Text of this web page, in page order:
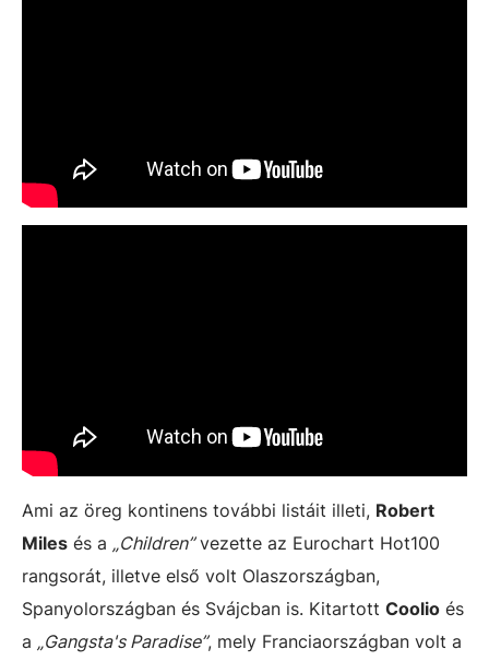
Ami az öreg kontinens további listáit illeti, Robert
Miles és a „Children”vezette az Eurochart Hot100
rangsorát, illetve első volt Olaszországban,
Spanyolországban és Svájcban is. Kitartott Coolio és
a „Gangsta's Paradise”, mely Franciaországban volt a